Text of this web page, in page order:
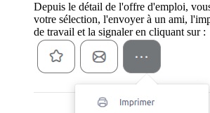
Depuis le détail de l'offre d'emploi,
votre sélection, l'envoyer à un ami,
de travail et la signaler en cliquant sur :